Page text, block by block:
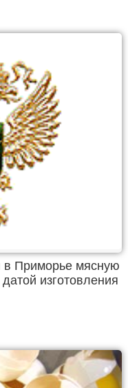
в Приморье мясную
изготовления